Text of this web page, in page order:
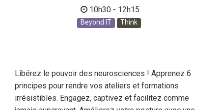
10h30 - 12h15
Beyond IT Think
Libérez le pouvoir des neurosciences ! Apprenez 6
principes pour rendre vos ateliers et formations
irrésistibles. Engagez, captivez et facilitez comme